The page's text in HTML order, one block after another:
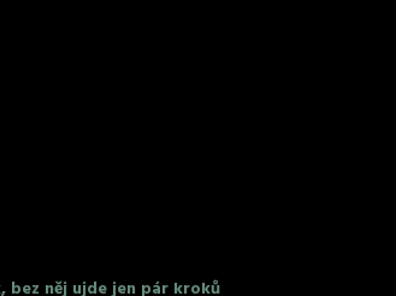
bez něj ujde jen pár kroků